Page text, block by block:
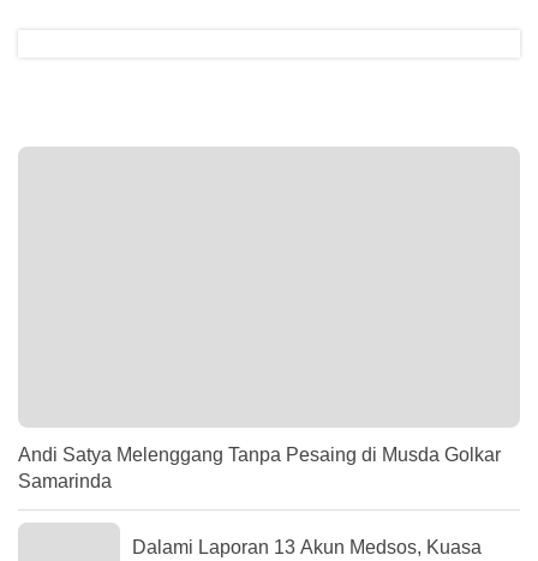
Andi Satya Melenggang Tanpa Pesaing di Musda Golkar
Samarinda
Dalami Laporan 13 Akun Medsos, Kuasa